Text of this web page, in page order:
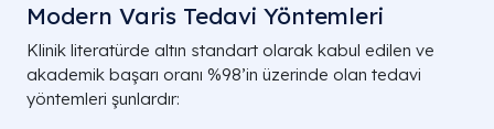
Modern Varis Tedavi Yöntemleri
Klinik literatürde altın standart olarak kabul edilen ve
akademik başarı oranı %98’in üzerinde olan tedavi
yöntemleri şunlardır: